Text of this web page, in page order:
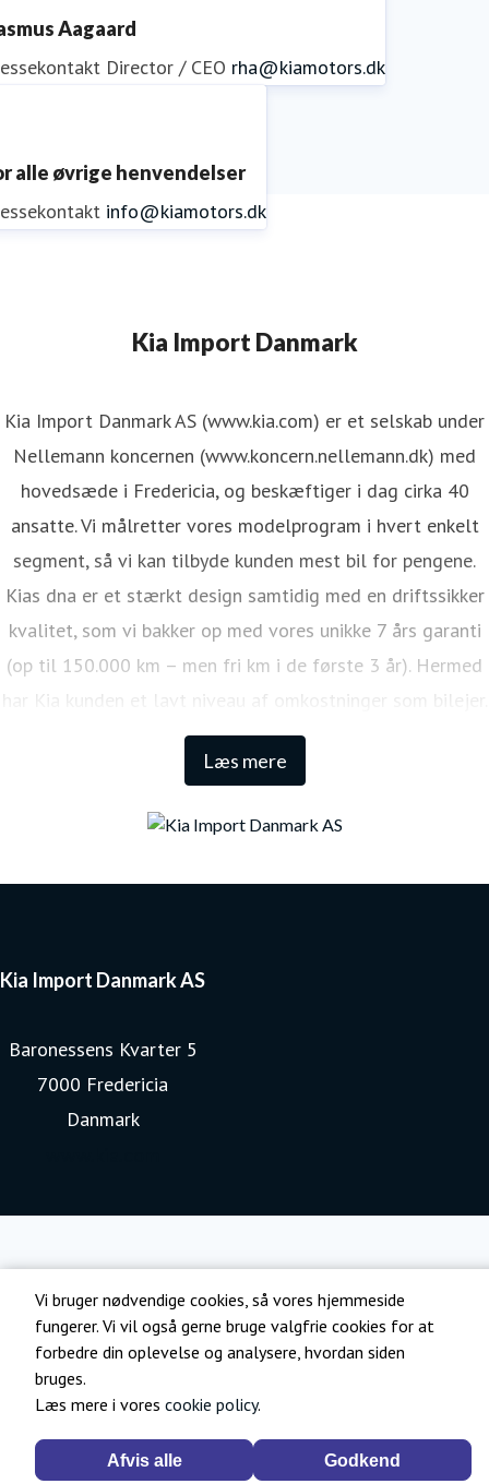
Vi bruger nødvendige cookies, så vores hjemmeside
fungerer. Vi vil også gerne bruge valgfrie cookies for at
forbedre din oplevelse og analysere, hvordan siden
bruges.
Læs mere i vores cookie policy.
Afvis alle Godkend
Aagaard
Director / CEO rha@kiamotors.dk
alle øvrige henvendelser
info@kiamotors.dk
Kia Import Danmark
Læs mere
Kia Import Danmark AS (www.kia.com) er et selskab under
Nellemann koncernen (www.koncern.nellemann.dk) med
hovedsæde i Fredericia, og beskæftiger i dag cirka 40
ansatte. Vi målretter vores modelprogram i hvert enkelt
segment, så vi kan tilbyde kunden mest bil for pengene.
Kias dna er et stærkt design samtidig med en driftssikker
kvalitet, som vi bakker op med vores unikke 7 års garanti
(op til 150.000 km – men fri km i de første 3 år). Hermed
har Kia kunden et lavt niveau af omkostninger som bilejer.
Den lange garanti sikrer samtidig én af de højeste
restværdier i markedet.
Kia Import Danmark AS
Baronessens Kvarter 5
7000 Fredericia
Danmark